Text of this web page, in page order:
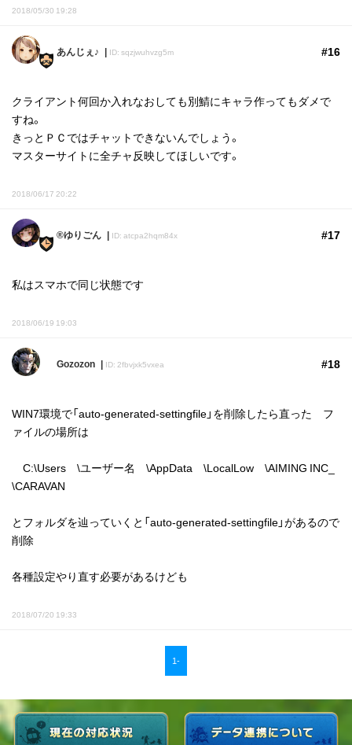
2018/05/30 19:28
あんじぇ♪ ID: sqzjwuhvzg5m #16
クライアント何回か入れなおしても別鯖にキャラ作ってもダメで
すね。
きっとＰＣではチャットできないんでしょう。
マスターサイトに全チャ反映してほしいです。
2018/06/17 20:22
®ゆりごん ID: atcpa2hqm84x #17
私はスマホで同じ状態です
2018/06/19 19:03
Gozozon ID: 2fbvjxk5vxea #18
WIN7環境で「auto-generated-settingfile」を削除したら直った フ
ァイルの場所は
C:\Users \ユーザー名 \AppData \LocalLow \AIMING INC_
\CARAVAN
とフォルダを辿っていくと「auto-generated-settingfile」があるので
削除
各種設定やり直す必要があるけども
2018/07/20 19:33
1-